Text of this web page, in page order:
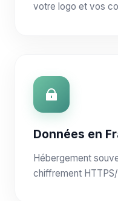
votre logo et vos
Données en
Hébergement
chiffrement